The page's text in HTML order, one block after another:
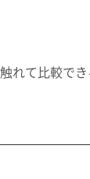
れて比較でき